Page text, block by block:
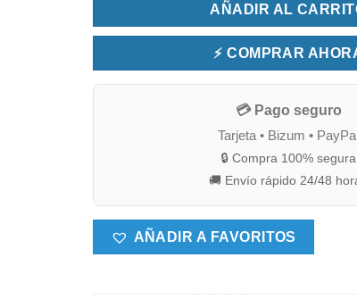
AÑADIR AL
⚡ COMPRAR
💳 Pago seguro
Tarjeta • Bizum •
🔒 Compra 100% segura
🚚 Envío rápido 24/48
AÑADIR A FAVORITOS